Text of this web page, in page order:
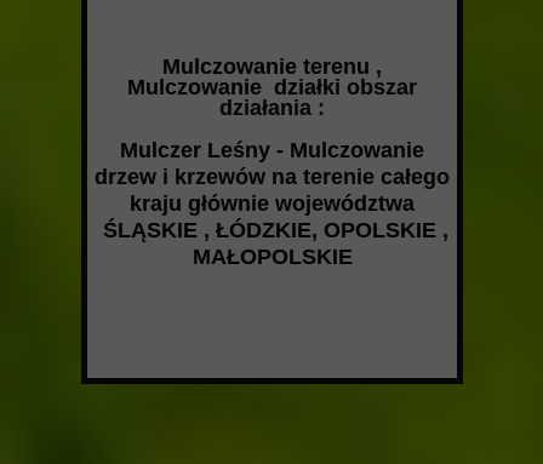
Mulczowanie terenu ,
Mulczowanie działki obszar
działania :
Mulczer Leśny - Mulczowanie
drzew i krzewów na terenie całego
kraju głównie województwa
ŚLĄSKIE , ŁÓDZKIE, OPOLSKIE ,
MAŁOPOLSKIE